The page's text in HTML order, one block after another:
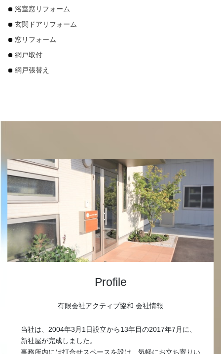
浴室窓リフォーム
玄関ドアリフォーム
窓リフォーム
網戸取付
網戸張替え
Profile
有限会社アクティブ協和 会社情報
当社は、2004年3月1日設立から13年目の2017年7月に、
新社屋が完成しました。
事務所内には打合せスペースを設け、気軽にお立ち寄りい